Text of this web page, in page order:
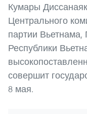
Кумары
Центрального
партии Вьетнама,
Республики
совершит
8 мая.